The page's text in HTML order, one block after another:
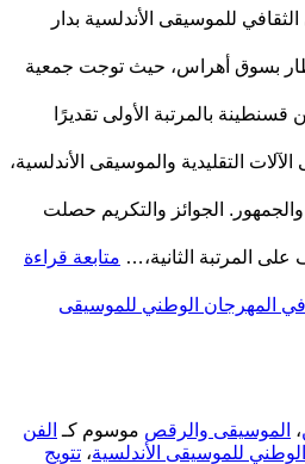
للموسيقى الأندلسية بدار
بسوق أهراس، حيث توجت جمعية
بالمرتبة الأولى تقديرًا
التقليدية والموسيقى الأندلسية،
الجوائز والتكريم حصلت
المرتبة الثانية،… متابعة قراءة
المهرجان الوطني للموسيقى
، الموسيقى والرقص موسوم كـ الفن
للموسيقى الأندلسية، تتويج